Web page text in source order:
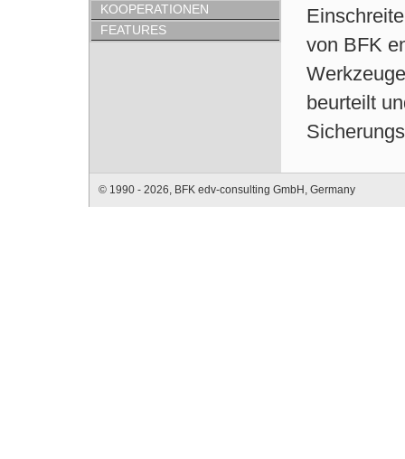
von BFK
beurteilt
KOOPERATIONEN
FEATURES
© 1990 - 2026, BFK edv-consulting GmbH, Germany